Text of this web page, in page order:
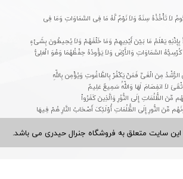
سایت متعلق به فروشگاه جنرال حیدری می باشد.​​​​​​​
لاَ تَأْخُذُهُ سِنَهٌ وَلاَ نَوْمٌ لَّهُ مَا فِی السَّمَاوَاتِ وَمَا فِی
بِإِذْنِهِ یَعْلَمُ مَا بَیْنَ أَیْدِیهِمْ وَمَا خَلْفَهُمْ وَلاَ یُحِیطُونَ بِشَیْءٍ
السَّمَاوَاتِ وَالأَرْضَ وَلاَ یَؤُودُهُ حِفْظُهُمَا وَهُوَ الْعَلِیُّ
الرُّشْدُ مِنَ الْغَیِّ فَمَنْ یَکْفُرْ بِالطَّاغُوتِ وَیُؤْمِن بِاللّهِ
لاَ انفِصَامَ لَهَا وَاللّهُ سَمِیعٌ عَلِیمٌ
مِّنَ الظُّلُمَاتِ إِلَى النُّوُرِ وَالَّذِینَ کَفَرُواْ
مِّنَ النُّورِ إِلَى الظُّلُمَاتِ أُوْلَئِکَ أَصْحَابُ النَّارِ هُمْ فِیهَا